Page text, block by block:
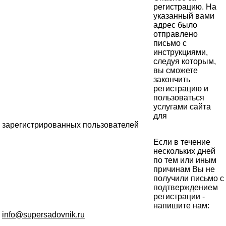
регистрацию. На
указанный вами
адрес было
отправлено
письмо с
инструкциями,
следуя которым,
вы сможете
закончить
регистрацию и
пользоваться
услугами сайта
для
зарегистрированных пользователей
Если в течение
нескольких дней
по тем или иным
причинам Вы не
получили письмо с
подтверждением
регистрации -
напишите нам:
info@supersadovnik.ru